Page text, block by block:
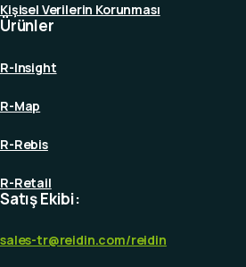
Kişisel Verilerin Korunması
Ürünler
R-Insight
R-Map
R-Rebis
R-Retail
Satış Ekibi:
sales-tr@reidin.com/reidin